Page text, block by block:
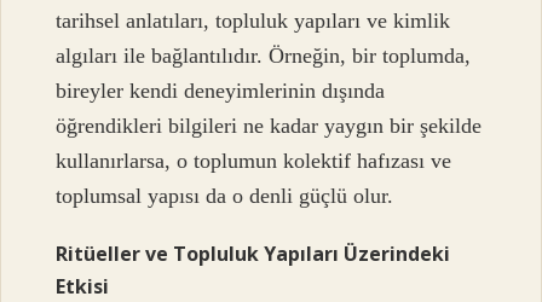
tarihsel anlatıları, topluluk yapıları ve kimlik
algıları ile bağlantılıdır. Örneğin, bir toplumda,
bireyler kendi deneyimlerinin dışında
öğrendikleri bilgileri ne kadar yaygın bir şekilde
kullanırlarsa, o toplumun kolektif hafızası ve
toplumsal yapısı da o denli güçlü olur.
Ritüeller ve Topluluk Yapıları Üzerindeki
Etkisi